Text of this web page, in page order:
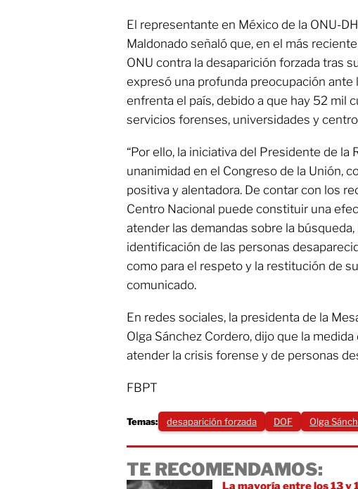
El representante en México de la ONU-
Maldonado señaló que, en el más
ONU contra la desaparición forzada tras
expresó una profunda preocupación ante
enfrenta el país, debido a que hay 52 mil
servicios forenses, universidades y
“Por ello, la iniciativa del Presidente de la
unanimidad en el Congreso de la Unión,
positiva y alentadora. De contar con los
Centro Nacional puede constituir una
atender las demandas sobre la búsqueda,
identificación de las personas
como para el respeto y la restitución de
comunicado.
En redes sociales, la presidenta de la
Olga Sánchez Cordero, dijo que la
atender la crisis forense y de personas
FBPT
Temas: desaparición forzada DOF Olga
TE RECOMENDAMOS:
La mayoría entre los 13 y